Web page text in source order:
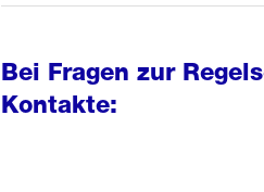
Bei Fragen zur
Kontakte: